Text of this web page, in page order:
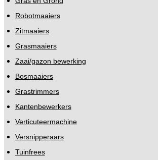
Robotmaaiers
Zitmaaiers
Grasmaaiers
Zaai/gazon bewerking
Bosmaaiers
Grastrimmers
Kantenbewerkers
Verticuteermachine
Versnipperaars
Tuinfrees